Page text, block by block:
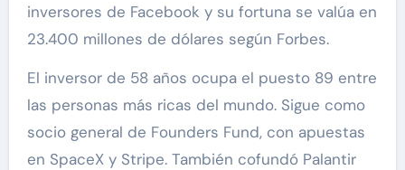
inversores de Facebook y su fortuna se valúa en
23.400 millones de dólares según Forbes.
El inversor de 58 años ocupa el puesto 89 entre
las personas más ricas del mundo. Sigue como
socio general de Founders Fund, con apuestas
en SpaceX y Stripe. También cofundó Palantir